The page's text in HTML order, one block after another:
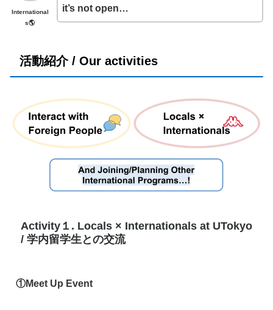
International
s🌎
it’s not open…
活動紹介 / Our activities
Activity１. Locals × Internationals at UTokyo
/ 学内留学生との交流
①Meet Up Event